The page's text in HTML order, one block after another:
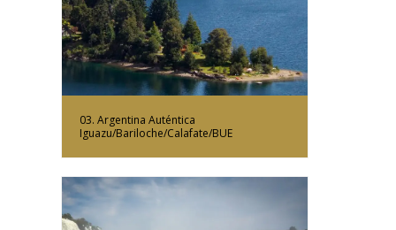
03. Argentina Auténtica
Iguazu/Bariloche/Calafate/BUE